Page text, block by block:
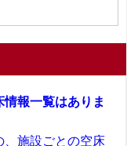
報一覧はありま
、施設ごとの空床